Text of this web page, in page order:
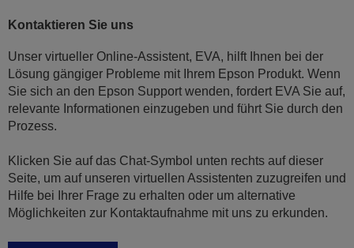
Kontaktieren Sie uns
Unser virtueller Online-Assistent, EVA, hilft Ihnen bei der
Lösung gängiger Probleme mit Ihrem Epson Produkt. Wenn
Sie sich an den Epson Support wenden, fordert EVA Sie auf,
relevante Informationen einzugeben und führt Sie durch den
Prozess.
Klicken Sie auf das Chat-Symbol unten rechts auf dieser
Seite, um auf unseren virtuellen Assistenten zuzugreifen und
Hilfe bei Ihrer Frage zu erhalten oder um alternative
Möglichkeiten zur Kontaktaufnahme mit uns zu erkunden.